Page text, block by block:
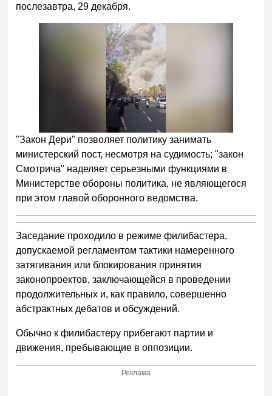
послезавтра, 29 декабря.
"Закон Дери" позволяет политику занимать
министерский пост, несмотря на судимость; "закон
Смотрича" наделяет серьезными функциями в
Министерстве обороны политика, не являющегося
при этом главой оборонного ведомства.
Заседание проходило в режиме филибастера,
допускаемой регламентом тактики намеренного
затягивания или блокирования принятия
законопроектов, заключающейся в проведении
продолжительных и, как правило, совершенно
абстрактных дебатов и обсуждений.
Обычно к филибастеру прибегают партии и
движения, пребывающие в оппозиции.
Реклама